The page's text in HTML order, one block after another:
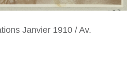
Janvier 1910 / Av.